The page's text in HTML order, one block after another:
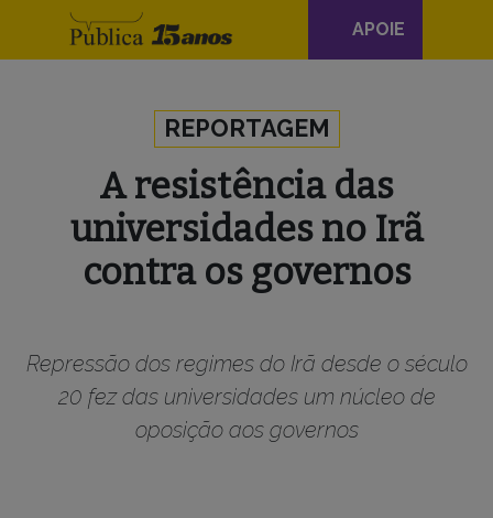
Navegação
principal
APOIE
REPORTAGEM
A resistência das
universidades no Irã
contra os governos
Repressão dos regimes do Irã desde o século
20 fez das universidades um núcleo de
oposição aos governos